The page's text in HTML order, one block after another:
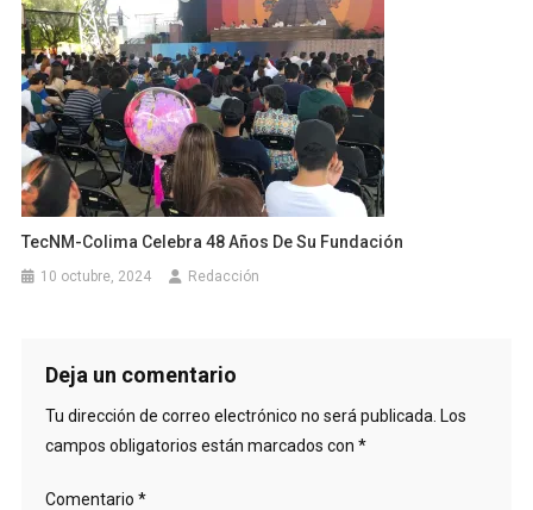
TecNM-Colima Celebra 48 Años De Su Fundación
10 octubre, 2024 Redacción
Deja un comentario
Tu dirección de correo electrónico no será publicada. Los
campos obligatorios están marcados con *
Comentario *